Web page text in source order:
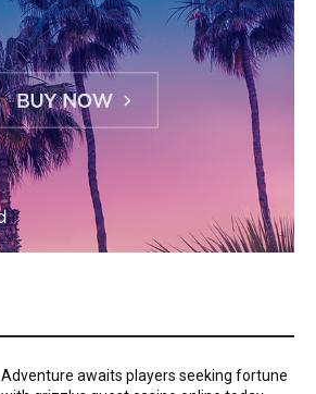
Adventure awaits players seeking fortune